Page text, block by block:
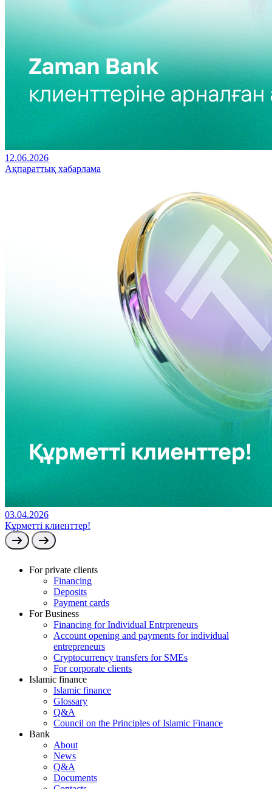
12.06.2026
Ақпараттық хабарлама
03.04.2026
Құрметті клиенттер!
For private clients
Financing
Deposits
Payment cards
For Business
Financing for Individual Entrpreneurs
Account opening and payments for individual
entrepreneurs
Cryptocurrency transfers for SMEs
For corporate clients
Islamic finance
Islamic finance
Glossary
Q&A
Council on the Principles of Islamic Finance
Bank
About
News
Q&A
Documents